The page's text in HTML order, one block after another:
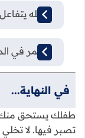
اجعله
استمر في
في النهاية...
طفلك يستحق منك
تصبر فيها. لا